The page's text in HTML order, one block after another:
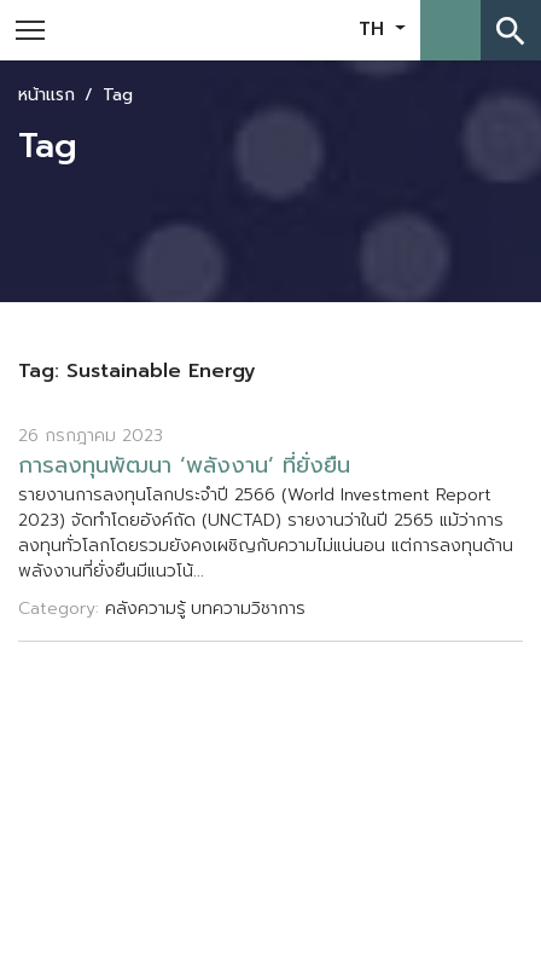
TH search
หน้าแรก Tag
Tag
Tag: Sustainable Energy
26 กรกฎาคม 2023
การลงทนพฒนา ‘พลงงาน’ ทยงยน
รายงานการลงทนโลกประจป 2566 (World Investment Report
2023) จดทโดยองคถด (UNCTAD) รายงานวาในป 2565 แมวาการ
ลงทนทวโลกโดยรวมยงคงเผชญกบความไมแนนอน แตการลงทนดาน
พลงงานทยงยนมแนวโน...
Category: คลังความรู้บทความวิชาการ